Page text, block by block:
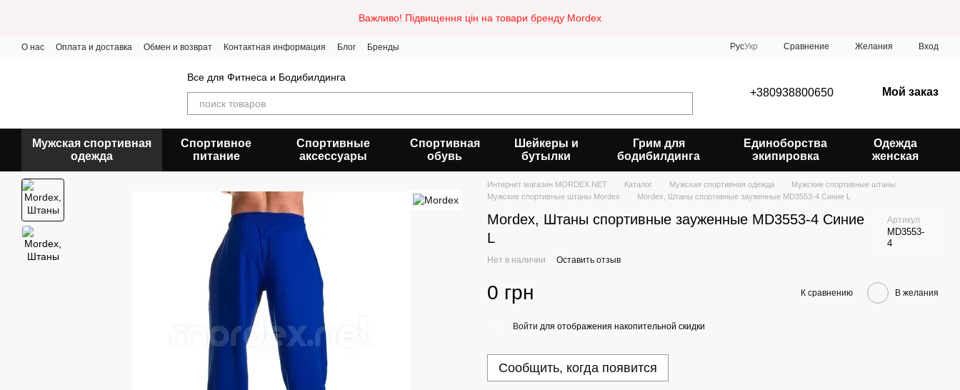
Важливо! Підвищення цін на товари бренду Mordex
О нас Оплата и доставка Обмен и возврат Контактная информация Блог Бренды РусУкр Сравнение Желания Вход
Все для Фитнеса и Бодибилдинга
+380938800650 Мой заказ
Мужская спортивная
одежда
Спортивное
питание
Спортивные
аксессуары
Спортивная
обувь
Шейкеры и
бутылки
Грим для
бодибилдинга
Единоборства
экипировка
Одежда
женская
Интернет магазин MORDEX.NET Каталог Мужская спортивная одежда
Мужские спортивные штаны
Мужские спортивные штаны Mordex
Mordex, Штаны спортивные зауженные MD3553-4 Синие L
Mordex, Штаны спортивные зауженные MD3553-4 Синие
L
Артикул
MD3553-
4
Нет в наличии Оставить отзыв
0 грн К сравнению В желания
Войти для отображения накопительной скидки
Сообщить, когда появится